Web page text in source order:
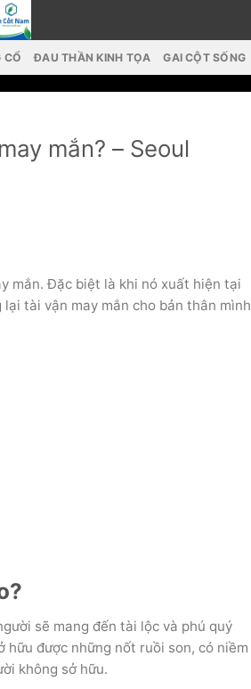
CỔ ĐAU THẦN KINH TỌA GAI CỘT SỐNG
mắn? – Seoul
mắn. Đặc biệt là khi nó xuất hiện tại
lại tài vận may mắn cho bản thân mình
sẽ mang đến tài lộc và phú quý
được những nốt ruồi son, có niềm
không sở hữu.